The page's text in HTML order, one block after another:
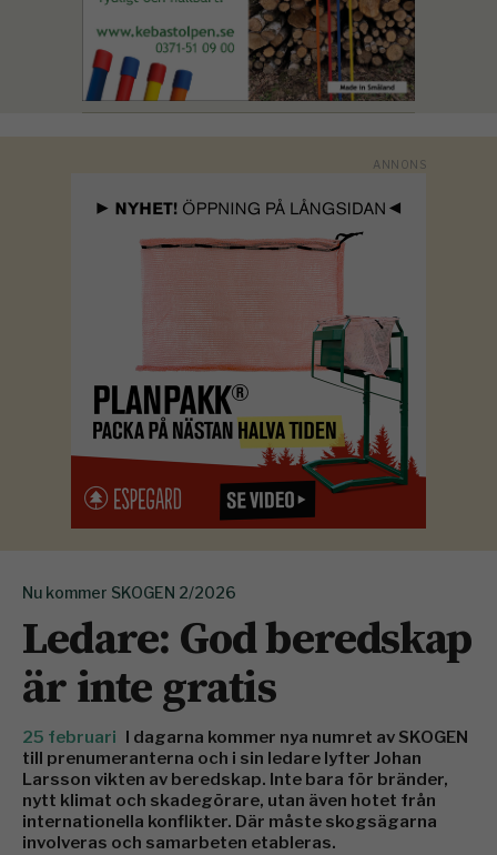
Nu kommer SKOGEN 2/2026
Ledare: God beredskap
är inte gratis
25 februari I dagarna kommer nya numret av SKOGEN
till prenumeranterna och i sin ledare lyfter Johan
Larsson vikten av beredskap. Inte bara för bränder,
nytt klimat och skadegörare, utan även hotet från
internationella konflikter. Där måste skogsägarna
involveras och samarbeten etableras.